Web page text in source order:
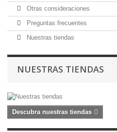
Otras consideraciones
Preguntas frecuentes
Nuestras tiendas
NUESTRAS TIENDAS
Descubra nuestras tiendas